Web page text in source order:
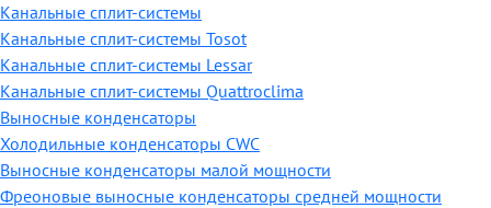
Канальные сплит-системы
Канальные сплит-системы Tosot
Канальные сплит-системы Lessar
Канальные сплит-системы Quattroclima
Выносные конденсаторы
Холодильные конденсаторы CWC
Выносные конденсаторы малой мощности
Фреоновые выносные конденсаторы средней мощности